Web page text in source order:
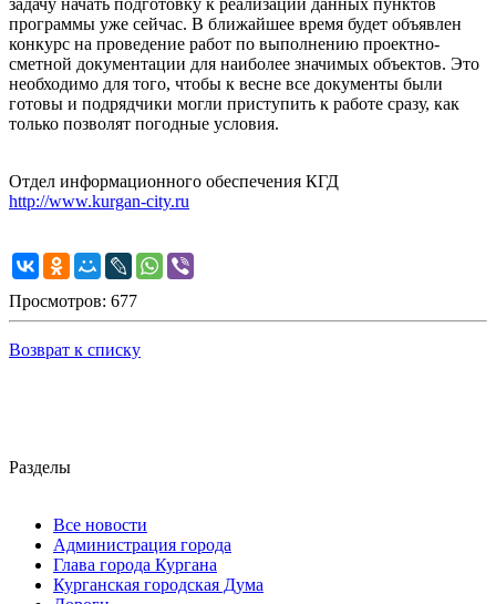
задачу начать подготовку к реализации данных пунктов
программы уже сейчас. В ближайшее время будет объявлен
конкурс на проведение работ по выполнению проектно-
сметной документации для наиболее значимых объектов. Это
необходимо для того, чтобы к весне все документы были
готовы и подрядчики могли приступить к работе сразу, как
только позволят погодные условия.
Отдел информационного обеспечения КГД
http://www.kurgan-city.ru
Просмотров: 677
Возврат к списку
Разделы
Все новости
Администрация города
Глава города Кургана
Курганская городская Дума